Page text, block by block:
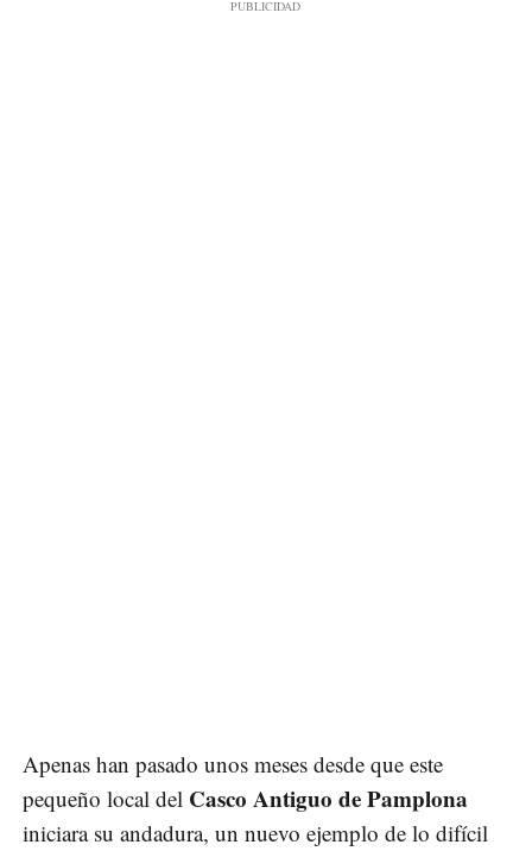
Apenas han pasado unos meses desde que este
pequeño local del Casco Antiguo de Pamplona
iniciara su andadura, un nuevo ejemplo de lo difícil